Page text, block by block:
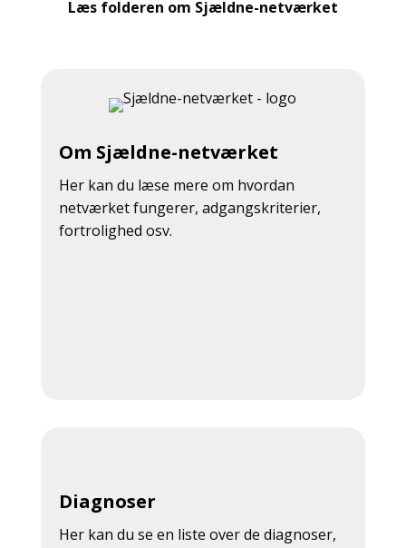
Læs folderen om Sjældne-netværket
Om Sjældne-netværket
Her kan du læse mere om hvordan
netværket fungerer, adgangskriterier,
fortrolighed osv.
Diagnoser
Her kan du se en liste over de diagnoser,